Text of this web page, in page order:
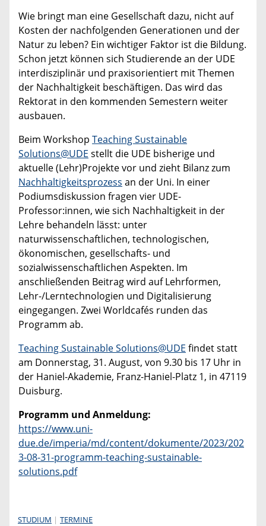
Wie bringt man eine Gesellschaft dazu, nicht auf
Kosten der nachfolgenden Generationen und der
Natur zu leben? Ein wichtiger Faktor ist die Bildung.
Schon jetzt können sich Studierende an der UDE
interdisziplinär und praxisorientiert mit Themen
der Nachhaltigkeit beschäftigen. Das wird das
Rektorat in den kommenden Semestern weiter
ausbauen.
Beim Workshop Teaching Sustainable
Solutions@UDE stellt die UDE bisherige und
aktuelle (Lehr)Projekte vor und zieht Bilanz zum
Nachhaltigkeitsprozess an der Uni. In einer
Podiumsdiskussion fragen vier UDE-
Professor:innen, wie sich Nachhaltigkeit in der
Lehre behandeln lässt: unter
naturwissenschaftlichen, technologischen,
ökonomischen, gesellschafts- und
sozialwissenschaftlichen Aspekten. Im
anschließenden Beitrag wird auf Lehrformen,
Lehr-/Lerntechnologien und Digitalisierung
eingegangen. Zwei Worldcafés runden das
Programm ab.
Teaching Sustainable Solutions@UDE findet statt
am Donnerstag, 31. August, von 9.30 bis 17 Uhr in
der Haniel-Akademie, Franz-Haniel-Platz 1, in 47119
Duisburg.
Programm und Anmeldung:
https://www.uni-
due.de/imperia/md/content/dokumente/2023/202
3-08-31-programm-teaching-sustainable-
solutions.pdf
STUDIUM TERMINE